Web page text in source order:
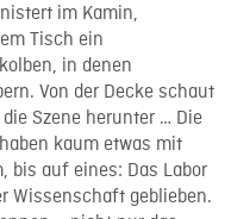
im Kamin,
Tisch ein
in denen
Von der Decke schaut
Szene herunter … Die
kaum etwas mit
bis auf eines: Das Labor
Wissenschaft geblieben.